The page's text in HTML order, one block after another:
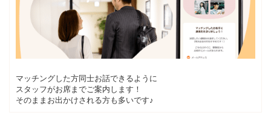
マッチングした方同士お話できるように
スタッフがお席までご案内します！
そのままお出かけされる方も多いです♪